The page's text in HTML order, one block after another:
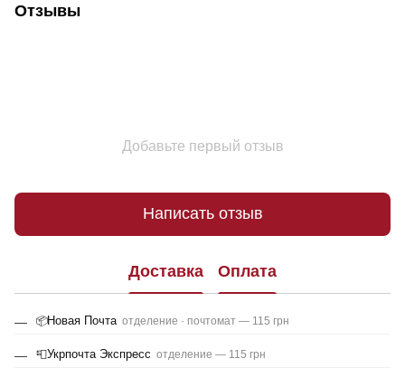
Отзывы
Добавьте первый отзыв
Написать отзыв
Доставка Оплата
📦Новая Почта отделение · почтомат — 115 грн
📮Укрпочта Экспресс отделение — 115 грн